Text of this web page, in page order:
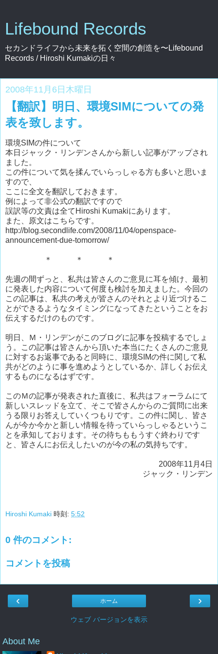
Lifebound Records
セカンドライフから未来を拓く空間の創造を〜Lifebound
Records / Hiroshi Kumakiの日々
2008年11月6日木曜日
【翻訳】明日、環境SIMについての発
表を致します。
環境SIMの件について
本日ジャック・リンデンさんから新しい記事がアップされ
ました。
この件について気を揉んでいらっしゃる方も多いと思いま
すので、
ここに全文を翻訳しておきます。
例によって非公式の翻訳ですので
誤訳等の文責は全てHiroshi Kumakiにあります。
また、原文はこちらです。
http://blog.secondlife.com/2008/11/04/openspace-
announcement-due-tomorrow/
＊ ＊ ＊
先週の間ずっと、私共は皆さんのご意見に耳を傾け、最初
に発表した内容について何度も検討を加えました。今回の
この記事は、私共の考えが皆さんのそれとより近づけるこ
とができるようなタイミングになってきたということをお
伝えするだけのものです。
明日、Ｍ・リンデンがこのブログに記事を投稿するでしょ
う。この記事は皆さんから頂いた本当にたくさんのご意見
に対するお返事であると同時に、環境SIMの件に関して私
共がどのように事を進めようとしているか、詳しくお伝え
するものになるはずです。
このＭの記事が発表された直後に、私共はフォーラムにて
新しいスレッドを立て、そこで皆さんからのご質問に出来
うる限りお答えしていくつもりです。この件に関し、皆さ
んが今か今かと新しい情報を待っていらっしゃるというこ
とを承知しております。その待ちももうすぐ終わりです
と、皆さんにお伝えしたいのが今の私の気持ちです。
2008年11月4日
ジャック・リンデン
Hiroshi Kumaki 時刻: 5:52
0 件のコメント:
コメントを投稿
‹ ›
ホーム
ウェブ バージョンを表示
About Me